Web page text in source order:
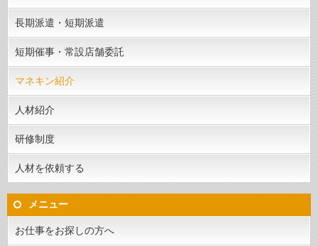
長期派遣・短期派遣
短期催事・常設店舗委託
マネキン紹介
人材紹介
研修制度
人材を依頼する
メニュー
お仕事をお探しの方へ